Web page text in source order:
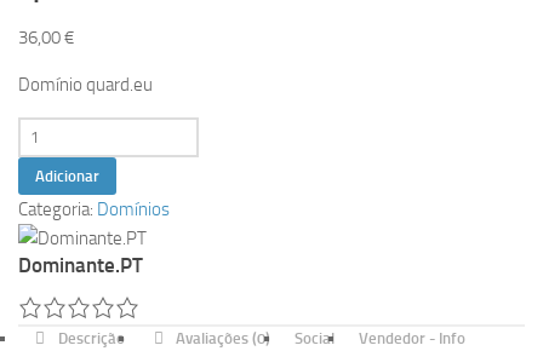
36,00€
Domínio quard.eu
Quantidade
de
quard.eu
Adicionar
Categoria: Domínios
Dominante.PT
Descrição Avaliações (0) Social Vendedor - Info